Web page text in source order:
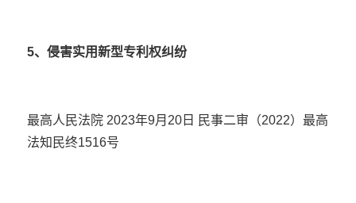
5、侵害实用新型专利权纠纷
最高人民法院 2023年9月20日 民事二审（2022）最高
法知民终1516号